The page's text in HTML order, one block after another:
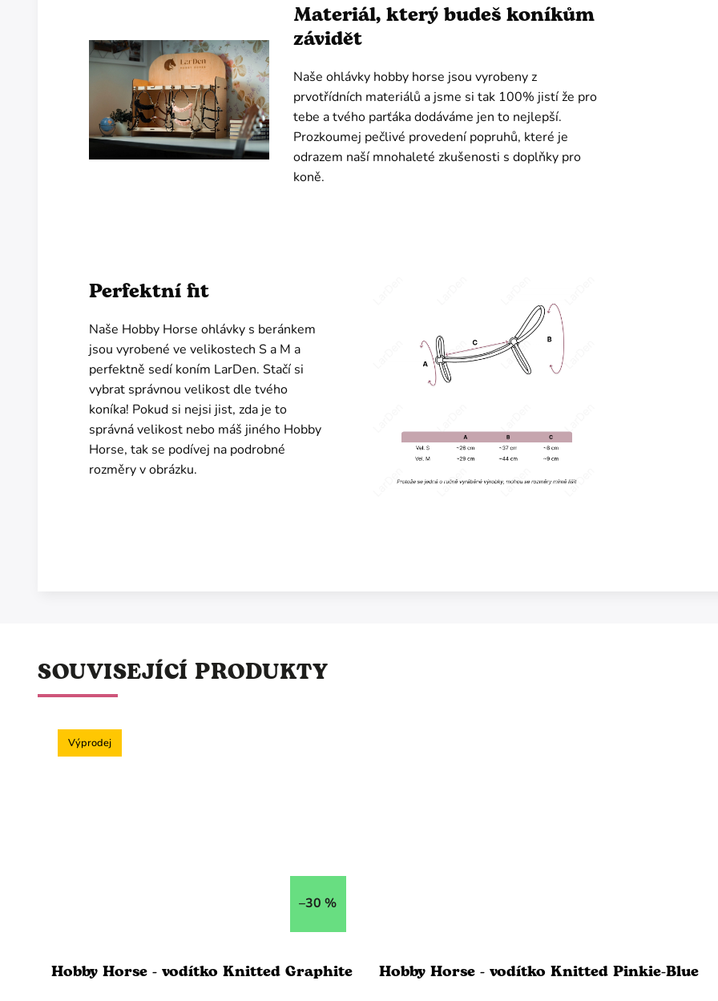
Materiál, který budeš koníkům
závidět
Naše ohlávky hobby horse jsou vyrobeny z
prvotřídních materiálů a jsme si tak 100% jistí že pro
tebe a tvého parťáka dodáváme jen to nejlepší.
Prozkoumej pečlivé provedení popruhů, které je
odrazem naší mnohaleté zkušenosti s doplňky pro
koně.
Perfektní fit
Naše Hobby Horse ohlávky s beránkem
jsou vyrobené ve velikostech S a M a
perfektně sedí koním LarDen. Stačí si
vybrat správnou velikost dle tvého
koníka! Pokud si nejsi jist, zda je to
správná velikost nebo máš jiného Hobby
Horse, tak se podívej na podrobné
rozměry v obrázku.
SOUVISEJÍCÍ PRODUKTY
Výprodej
–30 %
Hobby Horse - vodítko Knitted Graphite Hobby Horse - vodítko Knitted Pinkie-Blue